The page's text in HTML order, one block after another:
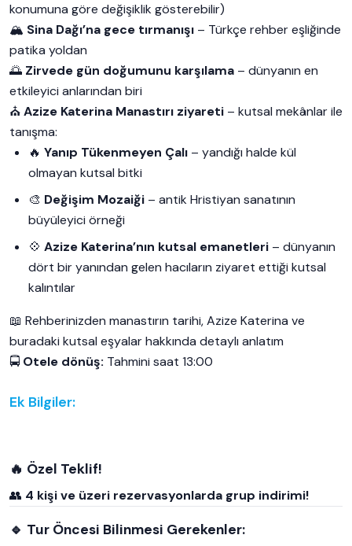
konumuna göre değişiklik gösterebilir)
🏔️ Sina Dağı’na gece tırmanışı – Türkçe rehber eşliğinde
patika yoldan
🌅 Zirvede gün doğumunu karşılama – dünyanın en
etkileyici anlarından biri
⛪Azize Katerina Manastırı ziyareti – kutsal mekânlar ile
tanışma:
🔥 Yanıp Tükenmeyen Çalı – yandığı halde kül
olmayan kutsal bitki
🎨 Değişim Mozaiği – antik Hristiyan sanatının
büyüleyici örneği
💠 Azize Katerina’nın kutsal emanetleri – dünyanın
dört bir yanından gelen hacıların ziyaret ettiği kutsal
kalıntılar
📖 Rehberinizden manastırın tarihi, Azize Katerina ve
buradaki kutsal eşyalar hakkında detaylı anlatım
🚍 Otele dönüş: Tahmini saat 13:00
Ek Bilgiler:
🔥 Özel Teklif!
👥 4 kişi ve üzeri rezervasyonlarda grup indirimi!
🔹 Tur Öncesi Bilinmesi Gerekenler: